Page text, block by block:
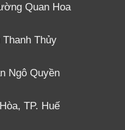
Quan Hoa
Thủy
Ngô Quyền
TP. Huế